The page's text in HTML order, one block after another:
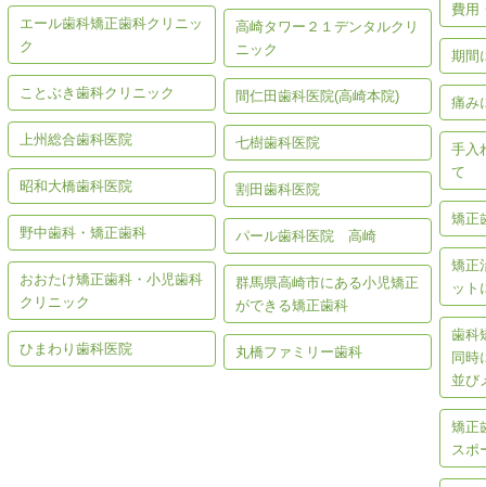
エール歯科矯正歯科クリニッ
ク
ことぶき歯科クリニック
上州総合歯科医院
昭和大橋歯科医院
野中歯科・矯正歯科
おおたけ矯正歯科・小児歯科
クリニック
ひまわり歯科医院
高崎タワー２１デンタルクリ
ニック
間仁田歯科医院(高崎本院)
七樹歯科医院
割田歯科医院
パール歯科医院 高崎
群馬県高崎市にある小児矯正
ができる矯正歯科
丸橋ファミリー歯科
費用
期間
痛み
手入
て
矯正
矯正
ット
歯科
同時
並び
矯正
スポ